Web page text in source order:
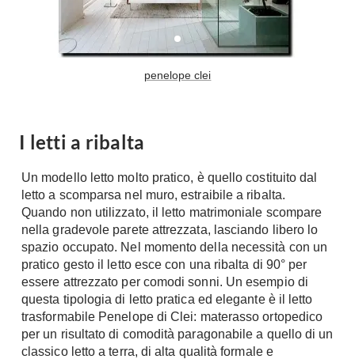
Divani in Pelle
Complementi
Tappeti
Oggettistica
Complementi arredo
Notte
Camere Matrimoniali
Letti
Comodino
Camere Classiche
Lenzuola
Cura della casa
Progetti
Ristrutturazione
Progetto
Norme
Il Verde
Restauri
Impianti
Hi-Fi
penelope clei
I letti a ribalta
Un modello letto molto pratico, è quello costituito dal
letto a scomparsa nel muro, estraibile a ribalta.
Quando non utilizzato, il letto matrimoniale scompare
nella gradevole parete attrezzata, lasciando libero lo
spazio occupato. Nel momento della necessità con un
pratico gesto il letto esce con una ribalta di 90° per
essere attrezzato per comodi sonni. Un esempio di
questa tipologia di letto pratica ed elegante è il letto
trasformabile Penelope di Clei: materasso ortopedico
per un risultato di comodità paragonabile a quello di un
classico letto a terra, di alta qualità formale e